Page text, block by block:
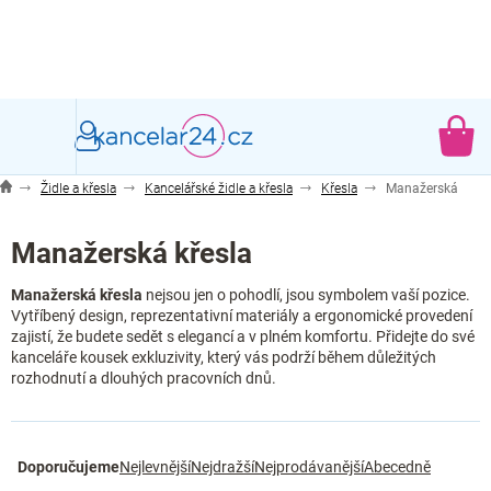
Židle a křesla Kancelářské židle a křesla Křesla Manažerská
Manažerská křesla
Manažerská křesla nejsou jen o pohodlí, jsou symbolem vaší pozice.
Vytříbený design, reprezentativní materiály a ergonomické provedení
zajistí, že budete sedět s elegancí a v plném komfortu. Přidejte do své
kanceláře kousek exkluzivity, který vás podrží během důležitých
rozhodnutí a dlouhých pracovních dnů.
a
DoporučujemeNejlevnějšíNejdražšíNejprodávanějšíAbecedně